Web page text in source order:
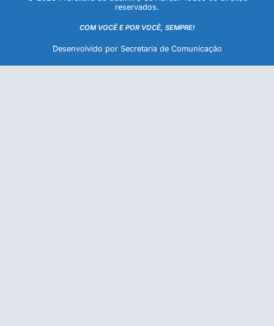
reservados.
COM VOCÊ E POR VOCÊ, SEMPRE!
Desenvolvido por Secretaria de Comunicação